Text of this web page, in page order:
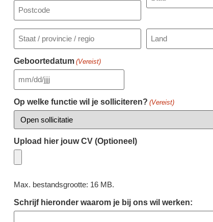
Geboortedatum (Vereist)
Op welke functie wil je solliciteren? (Vereist)
Upload hier jouw CV (Optioneel)
Max. bestandsgrootte: 16 MB.
Schrijf hieronder waarom je bij ons wil werken: